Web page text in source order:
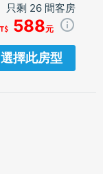
只剩 26 間客房
588元
選擇此房型